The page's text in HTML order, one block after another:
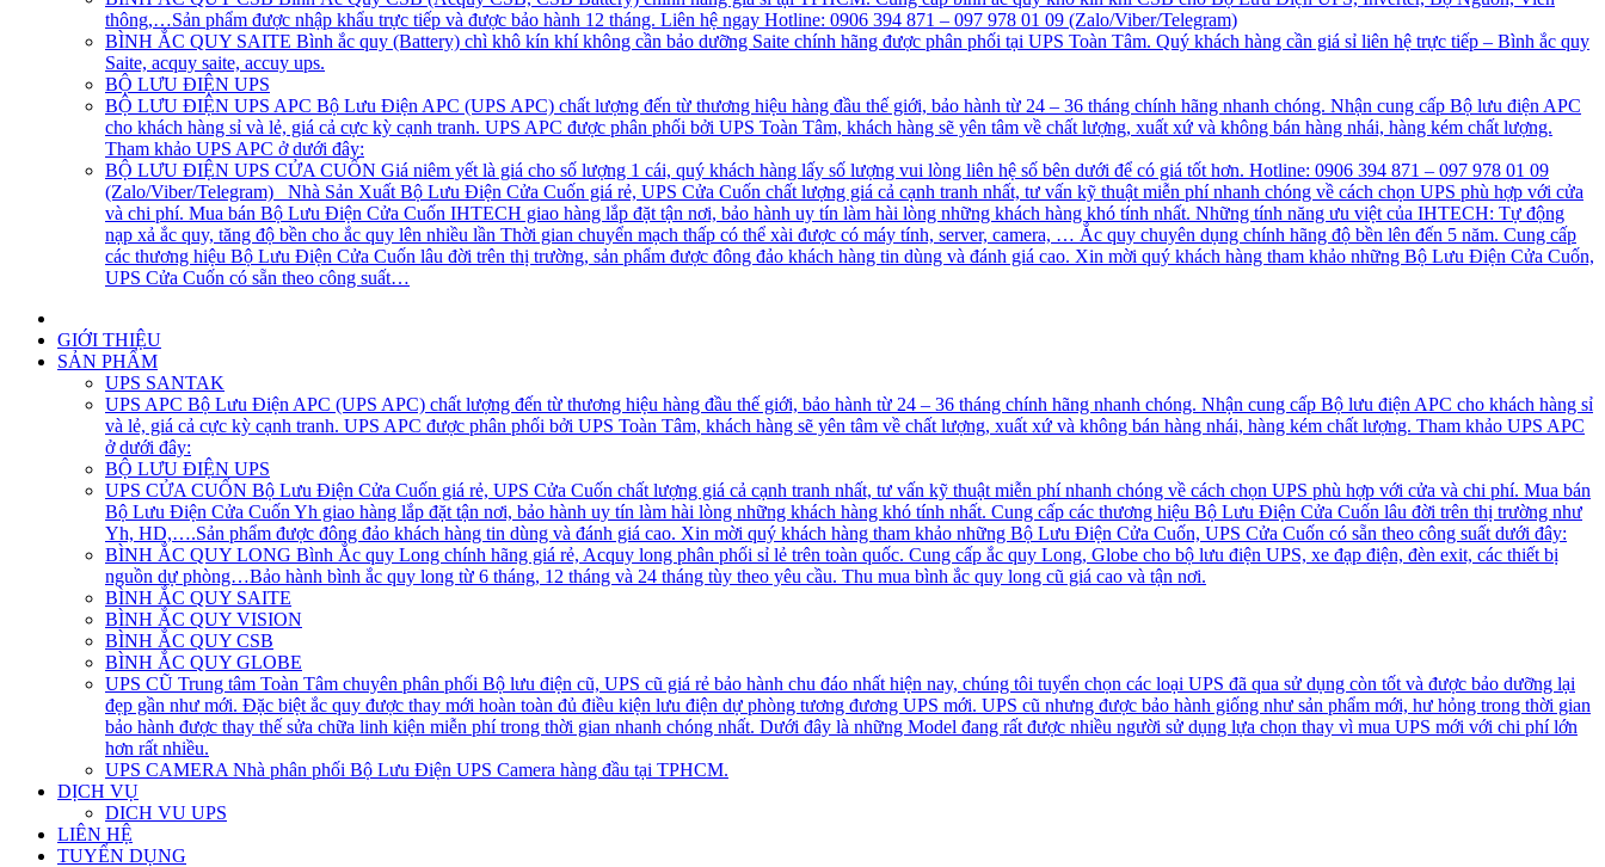
thông,…Sản phẩm được nhập khẩu trực tiếp và được bảo hành 12 tháng. Liên hệ ngay Hotline: 0906 394 871 – 097 978 01 09 (Zalo/Viber/Telegram)
BÌNH ẮC QUY SAITE Bình ắc quy (Battery) chì khô kín khí không cần bảo dưỡng Saite chính hãng được phân phối tại UPS Toàn Tâm. Quý khách hàng cần giá sỉ liên hệ trực tiếp – Bình ắc quy
Saite, acquy saite, accuy ups.
BỘ LƯU ĐIỆN UPS
BỘ LƯU ĐIỆN UPS APC Bộ Lưu Điện APC (UPS APC) chất lượng đến từ thương hiệu hàng đầu thế giới, bảo hành từ 24 – 36 tháng chính hãng nhanh chóng. Nhận cung cấp Bộ lưu điện APC
cho khách hàng sỉ và lẻ, giá cả cực kỳ cạnh tranh. UPS APC được phân phối bởi UPS Toàn Tâm, khách hàng sẽ yên tâm về chất lượng, xuất xứ và không bán hàng nhái, hàng kém chất lượng.
Tham khảo UPS APC ở dưới đây:
BỘ LƯU ĐIỆN UPS CỬA CUỐN Giá niêm yết là giá cho số lượng 1 cái, quý khách hàng lấy số lượng vui lòng liên hệ số bên dưới để có giá tốt hơn. Hotline: 0906 394 871 – 097 978 01 09
(Zalo/Viber/Telegram) Nhà Sản Xuất Bộ Lưu Điện Cửa Cuốn giá rẻ, UPS Cửa Cuốn chất lượng giá cả cạnh tranh nhất, tư vấn kỹ thuật miễn phí nhanh chóng về cách chọn UPS phù hợp với cửa
và chi phí. Mua bán Bộ Lưu Điện Cửa Cuốn IHTECH giao hàng lắp đặt tận nơi, bảo hành uy tín làm hài lòng những khách hàng khó tính nhất. Những tính năng ưu việt của IHTECH: Tự động
nạp xả ắc quy, tăng độ bền cho ắc quy lên nhiều lần Thời gian chuyển mạch thấp có thể xài được có máy tính, server, camera, … Ắc quy chuyên dụng chính hãng độ bền lên đến 5 năm. Cung cấp
các thương hiệu Bộ Lưu Điện Cửa Cuốn lâu đời trên thị trường, sản phẩm được đông đảo khách hàng tin dùng và đánh giá cao. Xin mời quý khách hàng tham khảo những Bộ Lưu Điện Cửa Cuốn,
UPS Cửa Cuốn có sẵn theo công suất…
GIỚI THIỆU
SẢN PHẨM
UPS SANTAK
UPS APC Bộ Lưu Điện APC (UPS APC) chất lượng đến từ thương hiệu hàng đầu thế giới, bảo hành từ 24 – 36 tháng chính hãng nhanh chóng. Nhận cung cấp Bộ lưu điện APC cho khách hàng sỉ
và lẻ, giá cả cực kỳ cạnh tranh. UPS APC được phân phối bởi UPS Toàn Tâm, khách hàng sẽ yên tâm về chất lượng, xuất xứ và không bán hàng nhái, hàng kém chất lượng. Tham khảo UPS APC
ở dưới đây:
BỘ LƯU ĐIỆN UPS
UPS CỬA CUỐN Bộ Lưu Điện Cửa Cuốn giá rẻ, UPS Cửa Cuốn chất lượng giá cả cạnh tranh nhất, tư vấn kỹ thuật miễn phí nhanh chóng về cách chọn UPS phù hợp với cửa và chi phí. Mua bán
Bộ Lưu Điện Cửa Cuốn Yh giao hàng lắp đặt tận nơi, bảo hành uy tín làm hài lòng những khách hàng khó tính nhất. Cung cấp các thương hiệu Bộ Lưu Điện Cửa Cuốn lâu đời trên thị trường như
Yh, HD,….Sản phẩm được đông đảo khách hàng tin dùng và đánh giá cao. Xin mời quý khách hàng tham khảo những Bộ Lưu Điện Cửa Cuốn, UPS Cửa Cuốn có sẵn theo công suất dưới đây:
BÌNH ẮC QUY LONG Bình Ắc quy Long chính hãng giá rẻ, Acquy long phân phối sỉ lẻ trên toàn quốc. Cung cấp ắc quy Long, Globe cho bộ lưu điện UPS, xe đạp điện, đèn exit, các thiết bị
nguồn dự phòng…Bảo hành bình ắc quy long từ 6 tháng, 12 tháng và 24 tháng tùy theo yêu cầu. Thu mua bình ắc quy long cũ giá cao và tận nơi.
BÌNH ẮC QUY SAITE
BÌNH ẮC QUY VISION
BÌNH ẮC QUY CSB
BÌNH ẮC QUY GLOBE
UPS CŨ Trung tâm Toàn Tâm chuyên phân phối Bộ lưu điện cũ, UPS cũ giá rẻ bảo hành chu đáo nhất hiện nay, chúng tôi tuyển chọn các loại UPS đã qua sử dụng còn tốt và được bảo dưỡng lại
đẹp gần như mới. Đặc biệt ắc quy được thay mới hoàn toàn đủ điều kiện lưu điện dự phòng tương đương UPS mới. UPS cũ nhưng được bảo hành giống như sản phẩm mới, hư hỏng trong thời gian
bảo hành được thay thế sửa chữa linh kiện miễn phí trong thời gian nhanh chóng nhất. Dưới đây là những Model đang rất được nhiều người sử dụng lựa chọn thay vì mua UPS mới với chi phí lớn
hơn rất nhiều.
UPS CAMERA Nhà phân phối Bộ Lưu Điện UPS Camera hàng đầu tại TPHCM.
DỊCH VỤ
DICH VU UPS
LIÊN HỆ
TUYỂN DỤNG